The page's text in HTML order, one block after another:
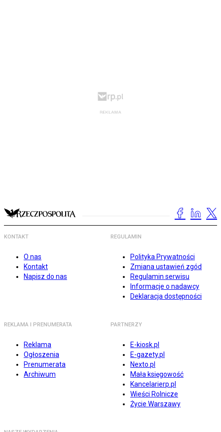
KONTAKT
O nas
Kontakt
Napisz do nas
REGULAMIN
Polityka Prywatności
Zmiana ustawień zgód
Regulamin serwisu
Informacje o nadawcy
Deklaracja dostępności
REKLAMA I PRENUMERATA
Reklama
Ogłoszenia
Prenumerata
Archiwum
PARTNERZY
E-kiosk.pl
E-gazety.pl
Nexto.pl
Mała księgowość
Kancelarierp.pl
Wieści Rolnicze
Życie Warszawy